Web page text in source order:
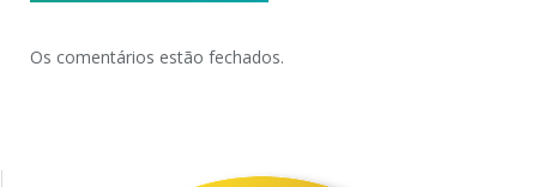
Os comentários estão fechados.